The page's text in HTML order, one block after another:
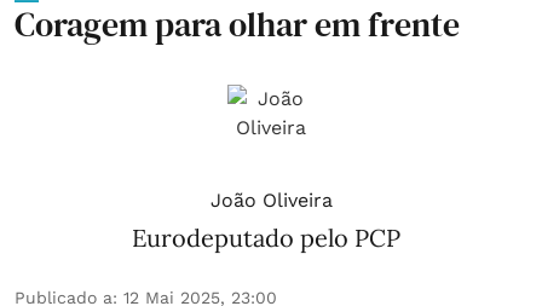
Coragem para olhar em frente
João Oliveira
Eurodeputado pelo PCP
Publicado a: 12 Mai 2025, 23:00